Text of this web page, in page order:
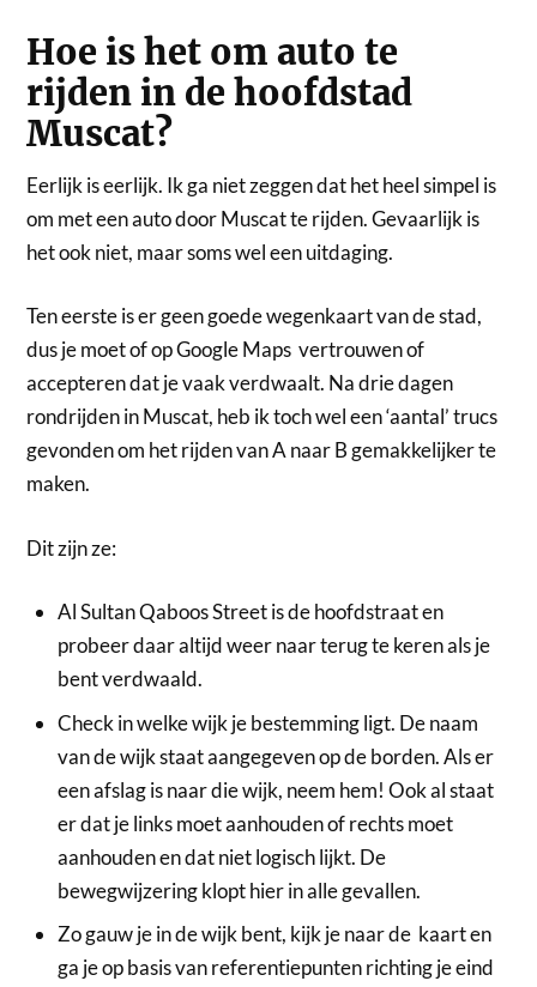
Hoe is het om auto te
rijden in de hoofdstad
Muscat?
Eerlijk is eerlijk. Ik ga niet zeggen dat het heel simpel is
om met een auto door Muscat te rijden. Gevaarlijk is
het ook niet, maar soms wel een uitdaging.
Ten eerste is er geen goede wegenkaart van de stad,
dus je moet of op Google Maps vertrouwen of
accepteren dat je vaak verdwaalt. Na drie dagen
rondrijden in Muscat, heb ik toch wel een ‘aantal’ trucs
gevonden om het rijden van A naar B gemakkelijker te
maken.
Dit zijn ze:
Al Sultan Qaboos Street is de hoofdstraat en
probeer daar altijd weer naar terug te keren als je
bent verdwaald.
Check in welke wijk je bestemming ligt. De naam
van de wijk staat aangegeven op de borden. Als er
een afslag is naar die wijk, neem hem! Ook al staat
er dat je links moet aanhouden of rechts moet
aanhouden en dat niet logisch lijkt. De
bewegwijzering klopt hier in alle gevallen.
Zo gauw je in de wijk bent, kijk je naar de kaart en
ga je op basis van referentiepunten richting je eind